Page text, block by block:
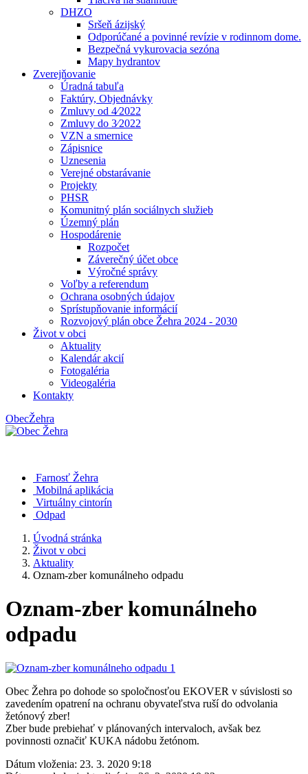
DHZO
Sršeň ázijský
Odporúčané a povinné revízie v rodinnom dome.
Bezpečná vykurovacia sezóna
Mapy hydrantov
Zverejňovanie
Úradná tabuľa
Faktúry, Objednávky
Zmluvy od 4⁄2022
Zmluvy do 3⁄2022
VZN a smernice
Zápisnice
Uznesenia
Verejné obstarávanie
Projekty
PHSR
Komunitný plán sociálnych služieb
Územný plán
Hospodárenie
Rozpočet
Záverečný účet obce
Výročné správy
Voľby a referendum
Ochrana osobných údajov
Sprístupňovanie informácií
Rozvojový plán obce Žehra 2024 - 2030
Život v obci
Aktuality
Kalendár akcií
Fotogaléria
Videogaléria
Kontakty
ObecŽehra
Farnosť Žehra
Mobilná aplikácia
Virtuálny cintorín
Odpad
Úvodná stránka
Život v obci
Aktuality
Oznam-zber komunálneho odpadu
Oznam-zber komunálneho
odpadu
Obec Žehra po dohode so spoločnosťou EKOVER v súvislosti so
zavedením opatrení na ochranu obyvateľstva ruší do odvolania
žetónový zber!
Zber bude prebiehať v plánovaných intervaloch, avšak bez
povinnosti označiť KUKA nádobu žetónom.
Dátum vloženia: 23. 3. 2020 9:18